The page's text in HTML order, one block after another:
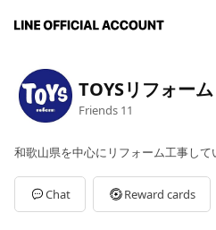
TOYSリフォーム
Friends 11
和歌山県を中心にリフォーム工事して
Chat Reward cards